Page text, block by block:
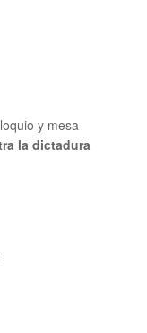
y mesa
la dictadura